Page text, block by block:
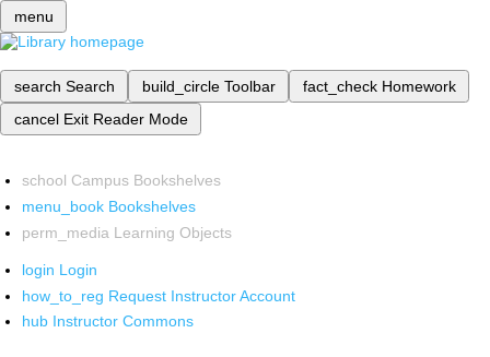
menu
search Search build_circle Toolbar fact_check Homework
cancel Exit Reader Mode
school Campus Bookshelves
menu_book Bookshelves
perm_media Learning Objects
login Login
how_to_reg Request Instructor Account
hub Instructor Commons